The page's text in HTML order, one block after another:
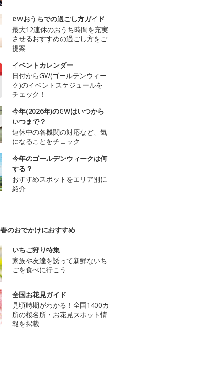
GWおうちでの過ごし方ガイド
最大12連休のおうち時間を充実
させるおすすめの過ごし方をご
提案
イベントカレンダー
日付からGW(ゴールデンウィー
ク)のイベントスケジュールを
チェック！
今年(2026年)のGWはいつから
いつまで？
連休中の各機関の対応など、気
になることをチェック
今年のゴールデンウィークは何
する？
おすすめスポットをエリア別に
紹介
春のおでかけにおすすめ
いちご狩り特集
家族や友達を誘って新鮮ないち
ごを食べに行こう
全国お花見ガイド
見頃時期がわかる！全国1400カ
所の桜名所・お花見スポット情
報を掲載